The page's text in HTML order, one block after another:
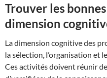
Trouver les
dimension
La dimension cognitive des
la sélection, l’organisation et
Ces activités doivent réunir